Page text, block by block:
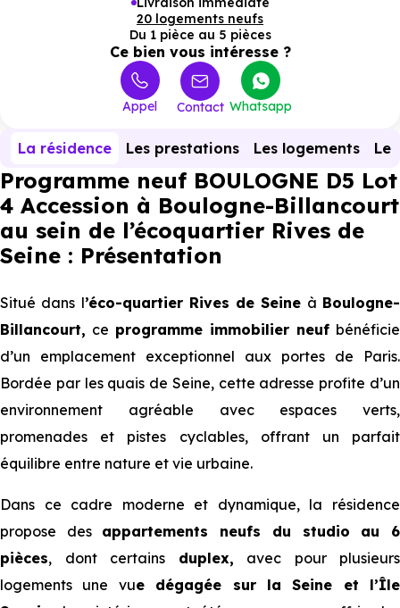
20 logements neufs
Du 1 pièce au 5 pièces
Ce bien vous intéresse ?
Appel Contact Whatsapp
La résidence Les prestations Les logements Le
Programme neuf BOULOGNE D5 Lot
4 Accession à Boulogne-Billancourt
au sein de l’écoquartier Rives de
Seine : Présentation
Situé dans l’éco-quartier Rives de Seine à Boulogne-
Billancourt, ce programme immobilier neuf bénéficie
d’un emplacement exceptionnel aux portes de Paris.
Bordée par les quais de Seine, cette adresse profite d’un
environnement agréable avec espaces verts,
promenades et pistes cyclables, offrant un parfait
équilibre entre nature et vie urbaine.
Dans ce cadre moderne et dynamique, la résidence
propose des appartements neufs du studio au 6
pièces, dont certains duplex, avec pour plusieurs
logements une vue dégagée sur la Seine et l’Île